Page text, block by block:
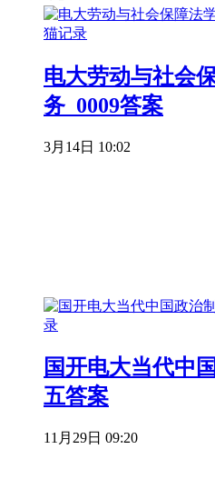
电大劳动与社会
务_0009答案
3月14日 10:02
国开电大当代中
五答案
11月29日 09:20